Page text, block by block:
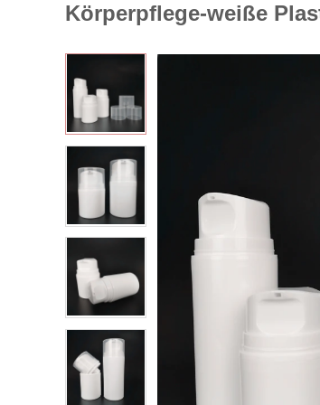
Körperpflege-weiße